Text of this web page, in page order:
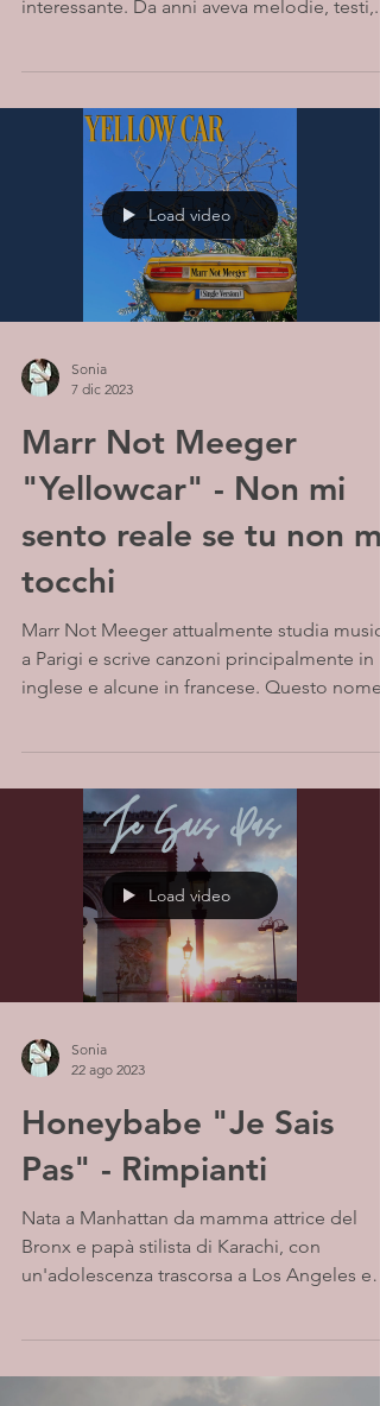
interessante. Da anni aveva melodie, testi,...
Load video
Sonia
7 dic 2023
Marr Not Meeger
"Yellowcar" - Non mi
sento reale se tu non mi
tocchi
Marr Not Meeger attualmente studia
a Parigi e scrive canzoni principalmente in
inglese e alcune in francese. Questo nome
Load video
Sonia
22 ago 2023
Honeybabe "Je Sais
Pas" - Rimpianti
Nata a Manhattan da mamma attrice del
Bronx e papà stilista di Karachi, con
un'adolescenza trascorsa a Los Angeles e